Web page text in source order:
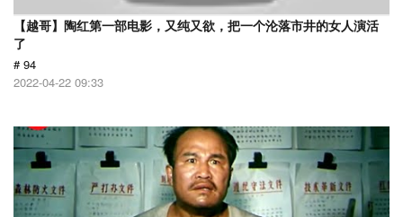
【越哥】陶红第一部电影，又纯又欲，把一个沦落市井的女人演活
了
# 94
2022-04-22 09:33